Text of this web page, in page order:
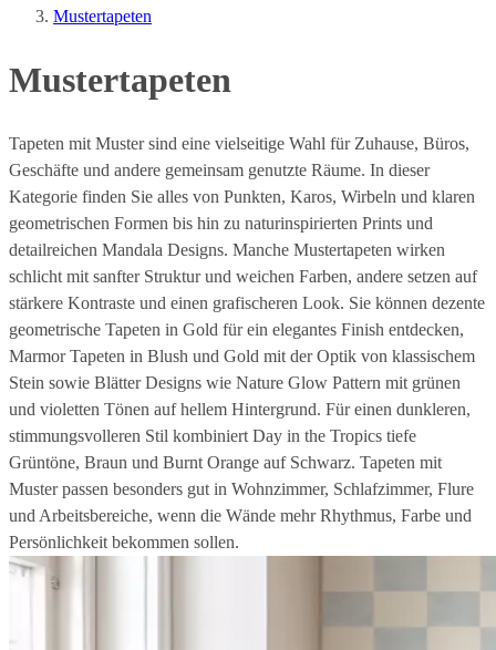
Mustertapeten
Mustertapeten
Tapeten mit Muster sind eine vielseitige Wahl für Zuhause, Büros,
Geschäfte und andere gemeinsam genutzte Räume. In dieser
Kategorie finden Sie alles von Punkten, Karos, Wirbeln und klaren
geometrischen Formen bis hin zu naturinspirierten Prints und
detailreichen Mandala Designs. Manche Mustertapeten wirken
schlicht mit sanfter Struktur und weichen Farben, andere setzen auf
stärkere Kontraste und einen grafischeren Look. Sie können dezente
geometrische Tapeten in Gold für ein elegantes Finish entdecken,
Marmor Tapeten in Blush und Gold mit der Optik von klassischem
Stein sowie Blätter Designs wie Nature Glow Pattern mit grünen
und violetten Tönen auf hellem Hintergrund. Für einen dunkleren,
stimmungsvolleren Stil kombiniert Day in the Tropics tiefe
Grüntöne, Braun und Burnt Orange auf Schwarz. Tapeten mit
Muster passen besonders gut in Wohnzimmer, Schlafzimmer, Flure
und Arbeitsbereiche, wenn die Wände mehr Rhythmus, Farbe und
Persönlichkeit bekommen sollen.